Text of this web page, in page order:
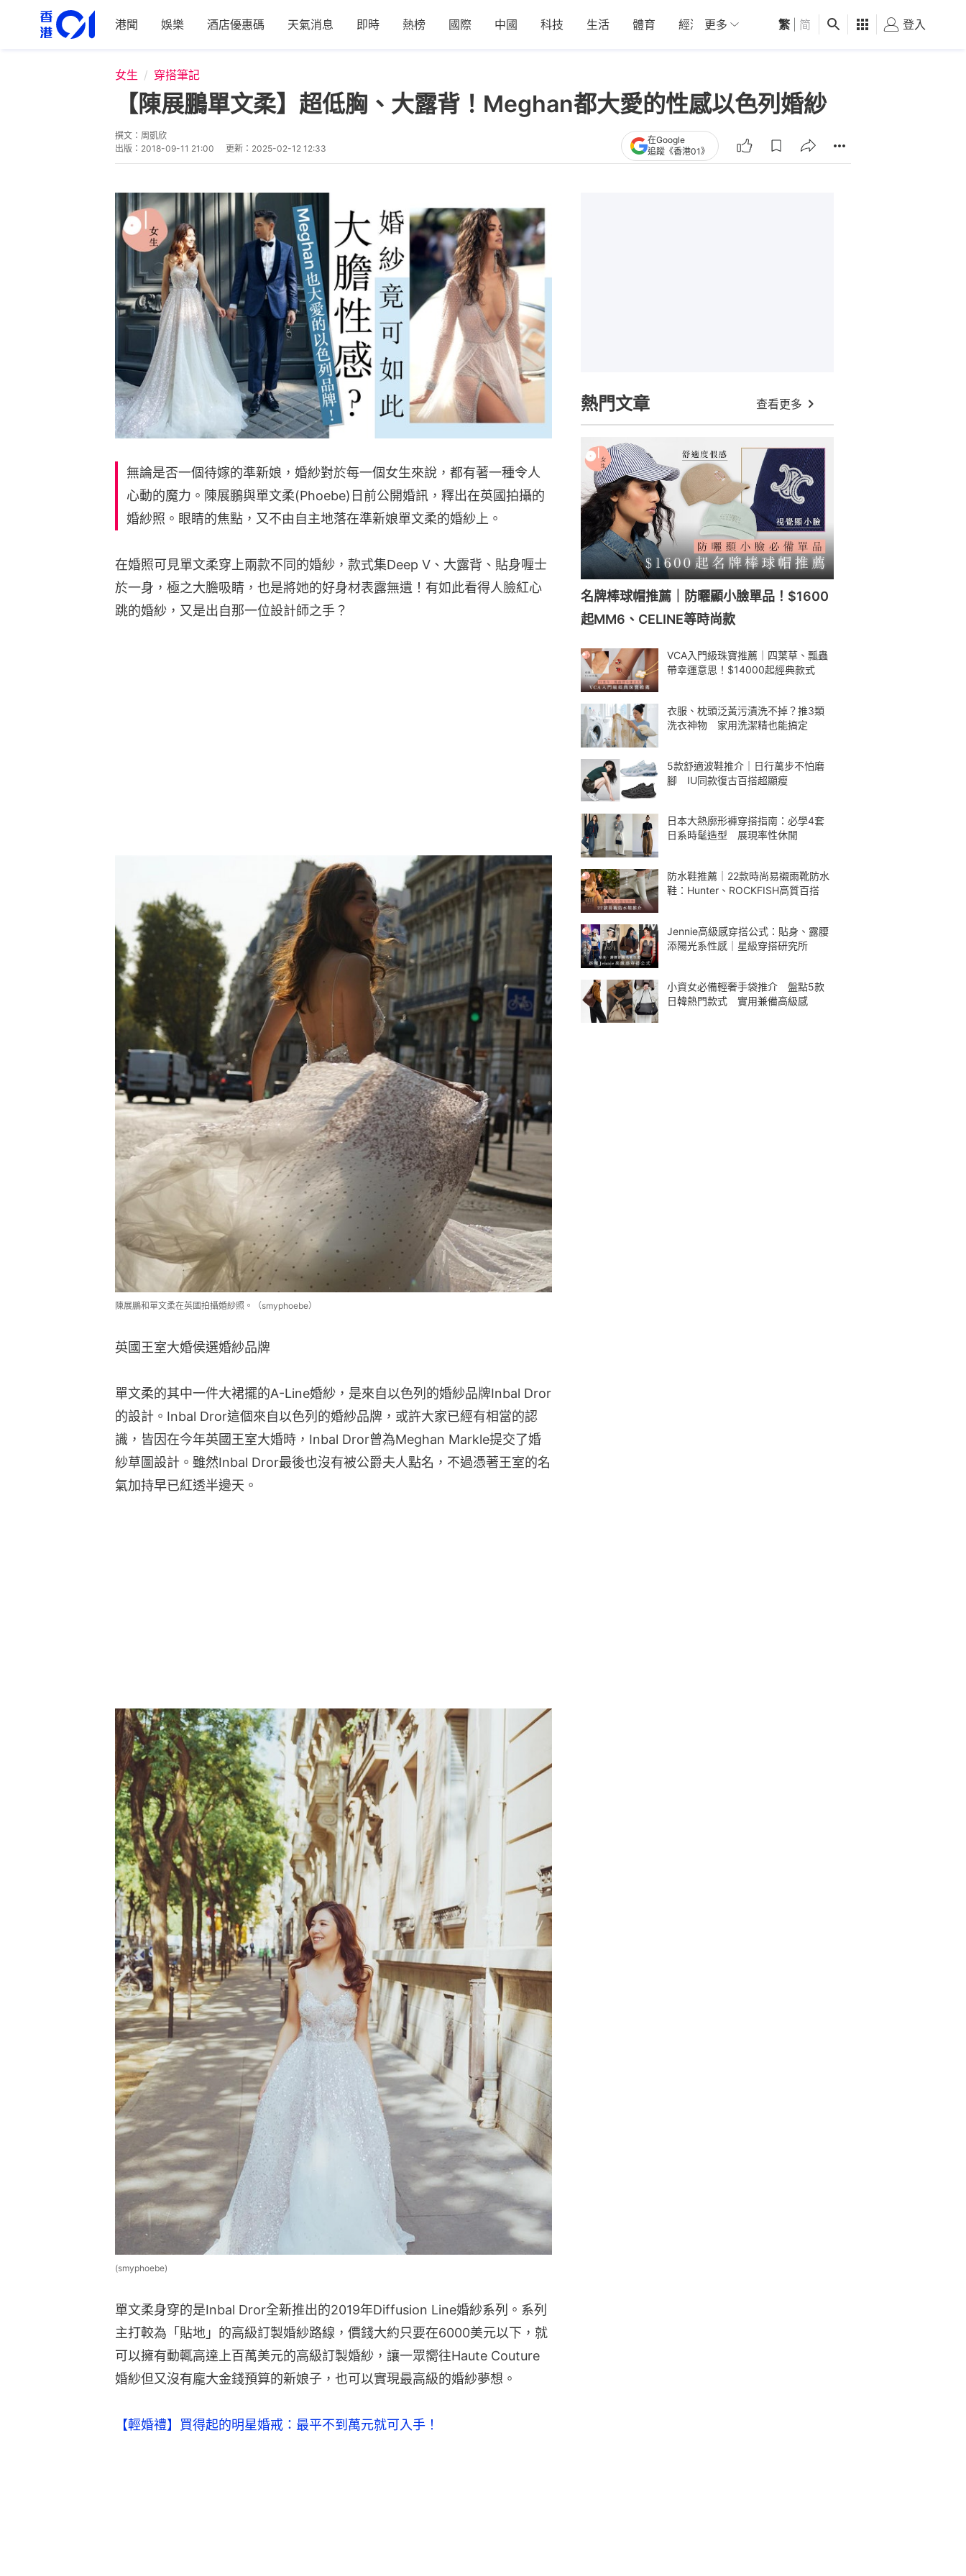
港聞 娛樂 酒店優惠碼 天氣消息 即時 熱榜 國際 中國 科技 生活 體育 經濟 01深圳 觀點 健康 好食玩飛
更多 繁 简 登入
女生 穿搭筆記
【陳展鵬單文柔】超低胸、大露背！Meghan都大愛的性感以色列婚紗
撰文： 周凱欣
出版： 2018-09-11 21:00 更新： 2025-02-12 12:33
在Google
追蹤《香港01》
無論是否一個待嫁的準新娘，婚紗對於每一個女生來說，都有著一種令人
心動的魔力。陳展鵬與單文柔(Phoebe)日前公開婚訊，釋出在英國拍攝的
婚紗照。眼睛的焦點，又不由自主地落在準新娘單文柔的婚紗上。
在婚照可見單文柔穿上兩款不同的婚紗，款式集Deep V、大露背、貼身喱士
於一身，極之大膽吸睛，也是將她的好身材表露無遺！有如此看得人臉紅心
跳的婚紗，又是出自那一位設計師之手？
陳展鵬和單文柔在英國拍攝婚紗照。（smyphoebe）
英國王室大婚侯選婚紗品牌
單文柔的其中一件大裙擺的A-Line婚紗，是來自以色列的婚紗品牌Inbal Dror
的設計。Inbal Dror這個來自以色列的婚紗品牌，或許大家已經有相當的認
識，皆因在今年英國王室大婚時，Inbal Dror曾為Meghan Markle提交了婚
紗草圖設計。雖然Inbal Dror最後也沒有被公爵夫人點名，不過憑著王室的名
氣加持早已紅透半邊天。
(smyphoebe)
單文柔身穿的是Inbal Dror全新推出的2019年Diffusion Line婚紗系列。系列
主打較為「貼地」的高級訂製婚紗路線，價錢大約只要在6000美元以下，就
可以擁有動輒高達上百萬美元的高級訂製婚紗，讓一眾嚮往Haute Couture
婚紗但又沒有龐大金錢預算的新娘子，也可以實現最高級的婚紗夢想。
【輕婚禮】買得起的明星婚戒：最平不到萬元就可入手！
熱門文章 查看更多
名牌棒球帽推薦｜防曬顯小臉單品！$1600
起MM6、CELINE等時尚款
VCA入門級珠寶推薦｜四葉草、瓢蟲
帶幸運意思！$14000起經典款式
衣服、枕頭泛黃污漬洗不掉？推3類
洗衣神物 家用洗潔精也能搞定
5款舒適波鞋推介｜日行萬步不怕磨
腳 IU同款復古百搭超顯瘦
日本大熱廓形褲穿搭指南：必學4套
日系時髦造型 展現率性休閒
防水鞋推薦｜22款時尚易襯雨靴防水
鞋：Hunter、ROCKFISH高質百搭
Jennie高級感穿搭公式：貼身、露腰
添陽光系性感｜星級穿搭研究所
小資女必備輕奢手袋推介 盤點5款
日韓熱門款式 實用兼備高級感